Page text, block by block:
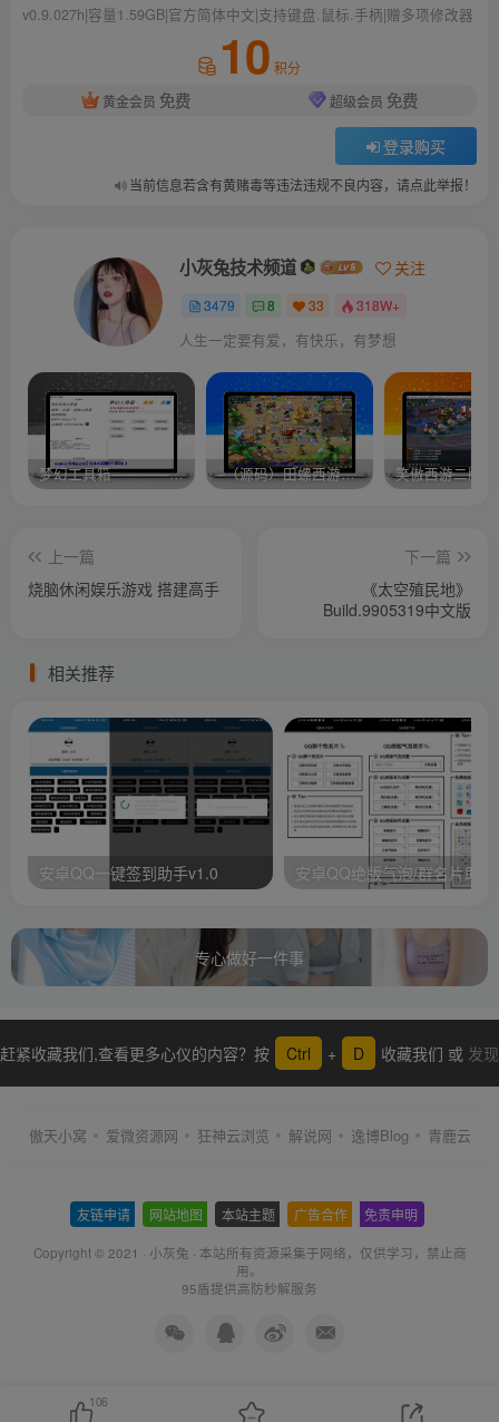
v0.9.027h|容量1.59GB|官方简体中文|支持键盘.鼠标.手柄|赠多项修改器
10 积分
黄金会员 免费 超级会员 免费
登录购买
当前信息若含有黄赌毒等违法违规不良内容，请点此举报！
小灰兔技术频道 关注
3479 8 33 318W+
人生一定要有爱，有快乐，有梦想
梦幻工具箱————-免费 –（源码）田螺西游9.0 假人摆摊18门派飞升渡劫化圣助战最新BB谛听…. 笑傲西游二版-
上一篇
烧脑休闲娱乐游戏 搭建高手
下一篇
《太空殖民地》
Build.9905319中文版
相关推荐
安卓QQ一键签到助手v1.0 安卓QQ绝版气泡/群名片助手
专心做好一件事
赶紧收藏我们,查看更多心仪的内容？按 Ctrl + D 收藏我们 或 发现
傲天小窝 爱微资源网 狂神云浏览 解说网 逸博Blog 青鹿云
友链申请 网站地图 本站主题 广告合作 免责申明
Copyright © 2021 · 小灰兔 · 本站所有资源采集于网络，仅供学习，禁止商
用。
95盾提供高防秒解服务
106